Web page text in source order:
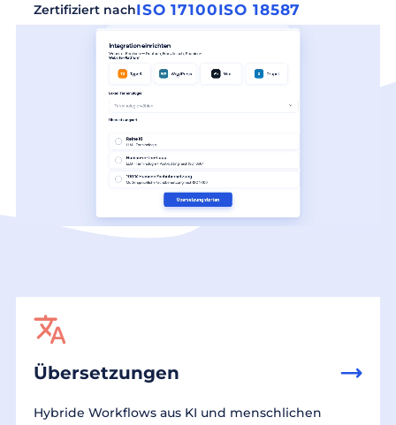
Zertifiziert nachISO 17100ISO 18587
Übersetzungen
Hybride Workflows aus KI und menschlichen